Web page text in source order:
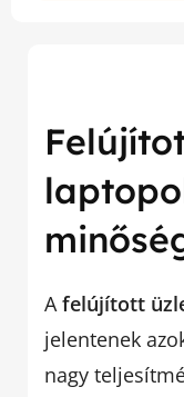
Afelújított
jelentenek
nagy